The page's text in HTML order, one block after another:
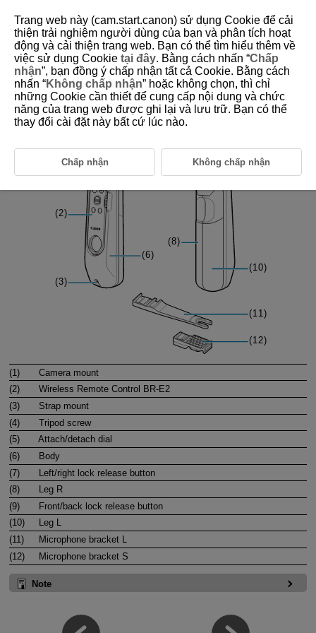
D412-006
Part Names
(1)
Camera mount
(2)
Wireless Remote Control BR-E2
(3)
Strap mount
(4)
Tripod screw
(5)
Attach/detach dial
(6)
Body
(7)
Left/right lock release button
(8)
Leg R
(9)
Front/back lock release button
(10)
Leg L
(11)
Microphone bracket L
(12)
Microphone bracket S
Note
Trang web này (cam.start.canon) sử dụng Cookie để cải
thiện trải nghiệm người dùng của bạn và phân tích hoạt
động và cải thiện trang web. Bạn có thể tìm hiểu thêm về
việc sử dụng Cookie tại đây. Bằng cách nhấn “Chấp
nhận”, bạn đồng ý chấp nhận tất cả Cookie. Bằng cách
nhấn “Không chấp nhận” hoặc không chọn, thì chỉ
những Cookie cần thiết để cung cấp nội dung và chức
năng của trang web được ghi lại và lưu trữ. Bạn có thể
thay đổi cài đặt này bất cứ lúc nào.
Chấp nhận Không chấp nhận